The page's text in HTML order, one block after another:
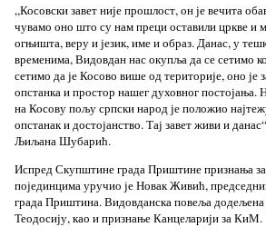
„Косовски завет није прошлост, он је вечита
чувамо оно што су нам преци оставили цркве и
огњишта, веру и језик, име и образ. Данас, у
временима, Видовдан нас окупља да се сетимо
сетимо да је Косово више од територије, оно је
опстанка и простор нашег духовног
на Косову пољу српски народ је положио
опстанак и достојанство. Тај завет живи и
Љиљана Шубарић.
Испред Скупштине града Приштине признања
појединцима уручио је Новак Живић,
града Приштина. Видовданска повеља
Теодосију, као и признање Канцеларији за КиМ.